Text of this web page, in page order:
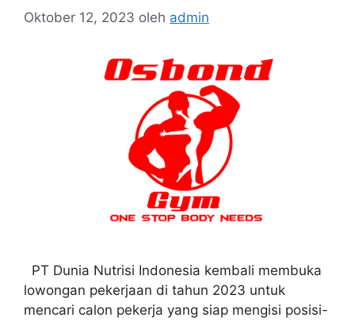
Oktober 12, 2023 oleh admin
PT Dunia Nutrisi Indonesia kembali membuka
lowongan pekerjaan di tahun 2023 untuk
mencari calon pekerja yang siap mengisi posisi-